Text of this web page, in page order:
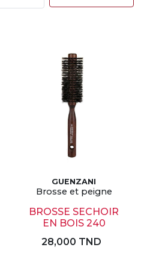
GUENZANI
Brosse et peigne
BROSSE SECHOIR
EN BOIS 240
28,000 TND